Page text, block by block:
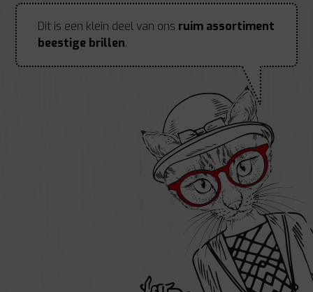
Dit is een klein deel van ons ruim assortiment
beestige brillen.